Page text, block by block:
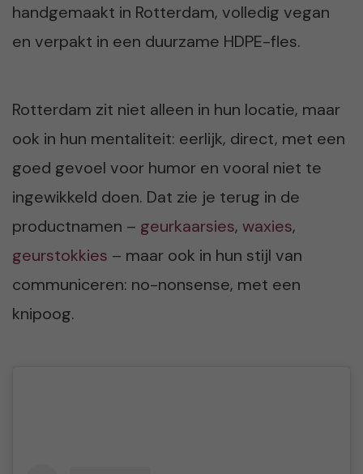
handgemaakt in Rotterdam, volledig vegan
en verpakt in een duurzame HDPE-fles.
Rotterdam zit niet alleen in hun locatie, maar
ook in hun mentaliteit: eerlijk, direct, met een
goed gevoel voor humor en vooral niet te
ingewikkeld doen. Dat zie je terug in de
productnamen – geurkaarsies, waxies,
geurstokkies – maar ook in hun stijl van
communiceren: no-nonsense, met een
knipoog.